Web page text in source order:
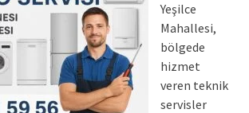
Yeşilce
Mahallesi,
bölgede
hizmet
veren teknik
servisler